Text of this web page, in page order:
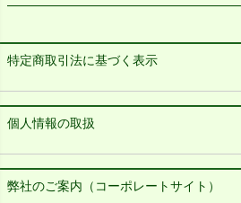
特定商取引法に基づく表示
個人情報の取扱
弊社のご案内（コーポレートサイト）